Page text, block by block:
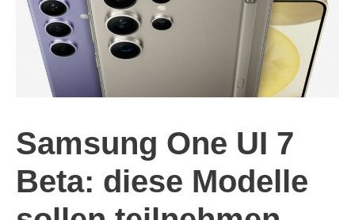
Samsung One UI 7
Beta: diese Modelle